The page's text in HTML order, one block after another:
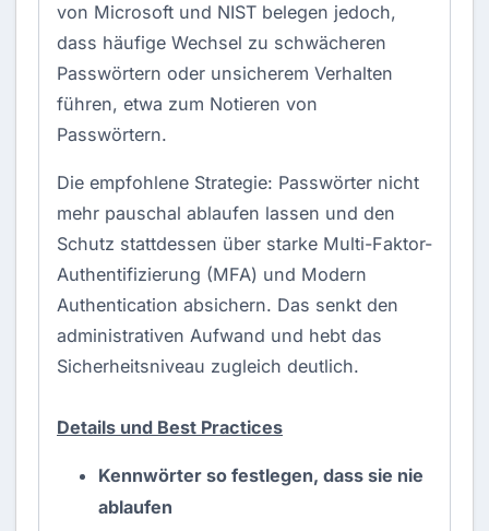
von Microsoft und NIST belegen jedoch,
dass häufige Wechsel zu schwächeren
Passwörtern oder unsicherem Verhalten
führen, etwa zum Notieren von
Passwörtern.
Die empfohlene Strategie: Passwörter nicht
mehr pauschal ablaufen lassen und den
Schutz stattdessen über starke Multi-Faktor-
Authentifizierung (MFA) und Modern
Authentication absichern. Das senkt den
administrativen Aufwand und hebt das
Sicherheitsniveau zugleich deutlich.
Details und Best Practices
Kennwörter so festlegen, dass sie nie
ablaufen